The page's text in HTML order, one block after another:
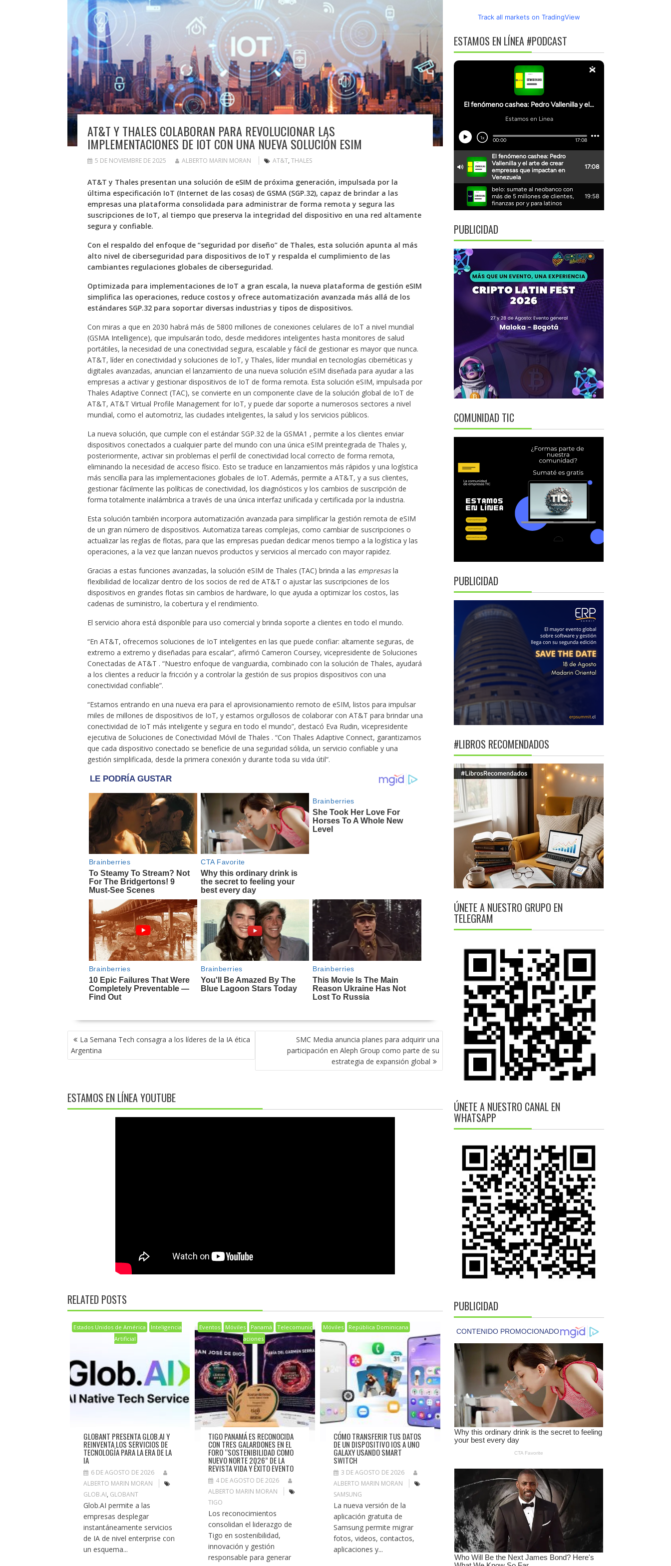
AT&T Y THALES COLABORAN PARA REVOLUCIONAR LAS
IMPLEMENTACIONES DE IOT CON UNA NUEVA SOLUCIÓN ESIM
5 DE NOVIEMBRE DE 2025 ALBERTO MARIN MORAN AT&T, THALES
AT&T y Thales presentan una solución de eSIM de próxima generación, impulsada por la
última especificación IoT (Internet de las cosas) de GSMA (SGP.32), capaz de brindar a las
empresas una plataforma consolidada para administrar de forma remota y segura las
suscripciones de IoT, al tiempo que preserva la integridad del dispositivo en una red altamente
segura y confiable.
Con el respaldo del enfoque de “seguridad por diseño” de Thales, esta solución apunta al más
alto nivel de ciberseguridad para dispositivos de IoT y respalda el cumplimiento de las
cambiantes regulaciones globales de ciberseguridad.
Optimizada para implementaciones de IoT a gran escala, la nueva plataforma de gestión eSIM
simplifica las operaciones, reduce costos y ofrece automatización avanzada más allá de los
estándares SGP.32 para soportar diversas industrias y tipos de dispositivos.
Con miras a que en 2030 habrá más de 5800 millones de conexiones celulares de IoT a nivel mundial
(GSMA Intelligence), que impulsarán todo, desde medidores inteligentes hasta monitores de salud
portátiles, la necesidad de una conectividad segura, escalable y fácil de gestionar es mayor que nunca.
AT&T, líder en conectividad y soluciones de IoT, y Thales, líder mundial en tecnologías cibernéticas y
digitales avanzadas, anuncian el lanzamiento de una nueva solución eSIM diseñada para ayudar a las
empresas a activar y gestionar dispositivos de IoT de forma remota. Esta solución eSIM, impulsada por
Thales Adaptive Connect (TAC), se convierte en un componente clave de la solución global de IoT de
AT&T, AT&T Virtual Profile Management for IoT, y puede dar soporte a numerosos sectores a nivel
mundial, como el automotriz, las ciudades inteligentes, la salud y los servicios públicos.
La nueva solución, que cumple con el estándar SGP.32 de la GSMA1 , permite a los clientes enviar
dispositivos conectados a cualquier parte del mundo con una única eSIM preintegrada de Thales y,
posteriormente, activar sin problemas el perfil de conectividad local correcto de forma remota,
eliminando la necesidad de acceso físico. Esto se traduce en lanzamientos más rápidos y una logística
más sencilla para las implementaciones globales de IoT. Además, permite a AT&T, y a sus clientes,
gestionar fácilmente las políticas de conectividad, los diagnósticos y los cambios de suscripción de
forma totalmente inalámbrica a través de una única interfaz unificada y certificada por la industria.
Esta solución también incorpora automatización avanzada para simplificar la gestión remota de eSIM
de un gran número de dispositivos. Automatiza tareas complejas, como cambiar de suscripciones o
actualizar las reglas de flotas, para que las empresas puedan dedicar menos tiempo a la logística y las
operaciones, a la vez que lanzan nuevos productos y servicios al mercado con mayor rapidez.
Gracias a estas funciones avanzadas, la solución eSIM de Thales (TAC) brinda a las empresasla
flexibilidad de localizar dentro de los socios de red de AT&T o ajustar las suscripciones de los
dispositivos en grandes flotas sin cambios de hardware, lo que ayuda a optimizar los costos, las
cadenas de suministro, la cobertura y el rendimiento.
El servicio ahora está disponible para uso comercial y brinda soporte a clientes en todo el mundo.
“En AT&T, ofrecemos soluciones de IoT inteligentes en las que puede confiar: altamente seguras, de
extremo a extremo y diseñadas para escalar”, afirmó Cameron Coursey, vicepresidente de Soluciones
Conectadas de AT&T . “Nuestro enfoque de vanguardia, combinado con la solución de Thales, ayudará
a los clientes a reducir la fricción y a controlar la gestión de sus propios dispositivos con una
conectividad confiable”.
“Estamos entrando en una nueva era para el aprovisionamiento remoto de eSIM, listos para impulsar
miles de millones de dispositivos de IoT, y estamos orgullosos de colaborar con AT&T para brindar una
conectividad de IoT más inteligente y segura en todo el mundo”, destacó Eva Rudin, vicepresidente
ejecutiva de Soluciones de Conectividad Móvil de Thales . “Con Thales Adaptive Connect, garantizamos
que cada dispositivo conectado se beneficie de una seguridad sólida, un servicio confiable y una
gestión simplificada, desde la primera conexión y durante toda su vida útil“.
NAVEGACIÓN
DE
ENTRADAS
La Semana Tech consagra a los líderes de la IA ética
Argentina
SMC Media anuncia planes para adquirir una
participación en Aleph Group como parte de su
estrategia de expansión global
ESTAMOS EN LÍNEA YOUTUBE
RELATED POSTS
Estados Unidos de América
Inteligencia
Artificial
GLOBANT PRESENTA GLOB.AI Y
REINVENTA LOS SERVICIOS DE
TECNOLOGÍA PARA LA ERA DE LA
IA
6 DE AGOSTO DE 2026
ALBERTO MARIN MORAN
GLOB.AI, GLOBANT
Glob.AI permite a las
empresas desplegar
instantáneamente servicios
de IA de nivel enterprise con
un esquema...
Eventos Móviles Panamá
Telecomunic
aciones
TIGO PANAMÁ ES RECONOCIDA
CON TRES GALARDONES EN EL
FORO “SOSTENIBILIDAD COMO
NUEVO NORTE 2026” DE LA
REVISTA VIDA Y ÉXITO EVENTO
4 DE AGOSTO DE 2026
ALBERTO MARIN MORAN
TIGO
Los reconocimientos
consolidan el liderazgo de
Tigo en sostenibilidad,
innovación y gestión
responsable para generar
Móviles República Dominicana
CÓMO TRANSFERIR TUS DATOS
DE UN DISPOSITIVO IOS A UNO
GALAXY USANDO SMART
SWITCH
3 DE AGOSTO DE 2026
ALBERTO MARIN MORAN
SAMSUNG
La nueva versión de la
aplicación gratuita de
Samsung permite migrar
fotos, videos, contactos,
aplicaciones y...
Track all markets on TradingView
ESTAMOS EN LÍNEA #PODCAST
PUBLICIDAD
COMUNIDAD TIC
PUBLICIDAD
#LIBROS RECOMENDADOS
ÚNETE A NUESTRO GRUPO EN
TELEGRAM
ÚNETE A NUESTRO CANAL EN
WHATSAPP
PUBLICIDAD